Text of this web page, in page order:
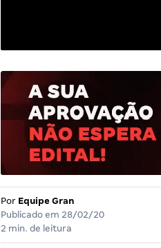
Por Equipe Gran
Publicado em 28/02/20
2 min. de leitura